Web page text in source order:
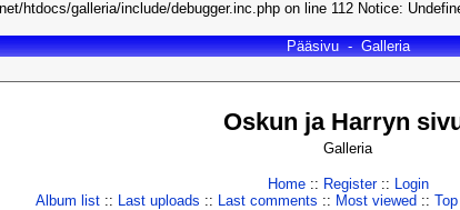
htdocs/galleria/include/debugger.inc.php on line 112 Notice:
Pääsivu- Galleria
Oskun ja Harryn
Galleria
Home:: Register:: Login
Album list :: Last uploads :: Last comments :: Most viewed ::